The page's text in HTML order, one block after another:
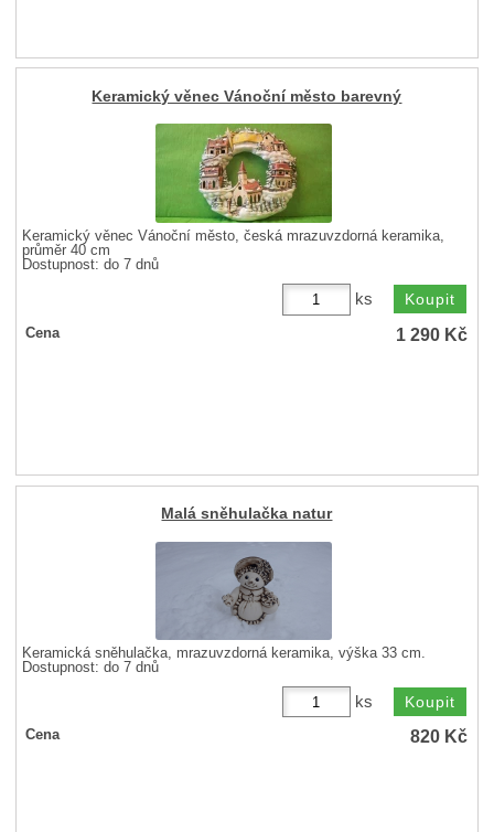
Keramický věnec Vánoční město barevný
Keramický věnec Vánoční město, česká mrazuvzdorná keramika,
průměr 40 cm
Dostupnost:do 7 dnů
ks
Cena 1 290 Kč
Malá sněhulačka natur
Keramická sněhulačka, mrazuvzdorná keramika, výška 33 cm.
Dostupnost:do 7 dnů
ks
Cena 820 Kč